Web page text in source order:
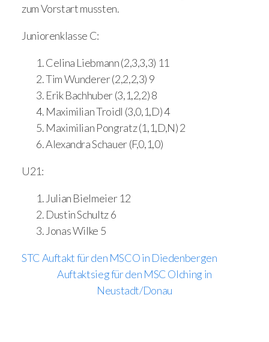
zum Vorstart mussten.
Juniorenklasse C:
Celina Liebmann (2,3,3,3) 11
Tim Wunderer (2,2,2,3) 9
Erik Bachhuber (3,1,2,2) 8
Maximilian Troidl (3,0,1,D) 4
Maximilian Pongratz (1,1,D,N) 2
Alexandra Schauer (F,0,1,0)
U21:
Julian Bielmeier 12
Dustin Schultz 6
Jonas Wilke 5
STC Auftakt für den MSCO in Diedenbergen
Auftaktsieg für den MSC Olching in
Neustadt/Donau